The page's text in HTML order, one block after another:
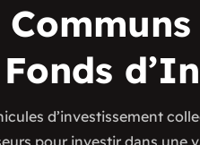
d’investissement